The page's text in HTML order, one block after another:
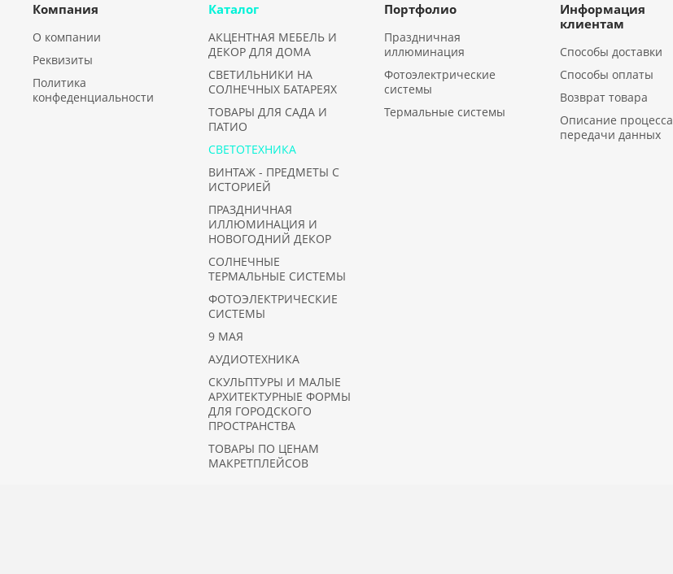
Компания
О компании
Реквизиты
Политика
конфеденциальности
Каталог
АКЦЕНТНАЯ МЕБЕЛЬ И
ДЕКОР ДЛЯ ДОМА
СВЕТИЛЬНИКИ НА
СОЛНЕЧНЫХ БАТАРЕЯХ
ТОВАРЫ ДЛЯ САДА И
ПАТИО
СВЕТОТЕХНИКА
ВИНТАЖ - ПРЕДМЕТЫ С
ИСТОРИЕЙ
ПРАЗДНИЧНАЯ
ИЛЛЮМИНАЦИЯ И
НОВОГОДНИЙ ДЕКОР
СОЛНЕЧНЫЕ
ТЕРМАЛЬНЫЕ СИСТЕМЫ
ФОТОЭЛЕКТРИЧЕСКИЕ
СИСТЕМЫ
9 МАЯ
АУДИОТЕХНИКА
СКУЛЬПТУРЫ И МАЛЫЕ
АРХИТЕКТУРНЫЕ ФОРМЫ
ДЛЯ ГОРОДСКОГО
ПРОСТРАНСТВА
ТОВАРЫ ПО ЦЕНАМ
МАКРЕТПЛЕЙСОВ
Портфолио
Праздничная
иллюминация
Фотоэлектрические
системы
Термальные системы
Информация
клиентам
Способы доставки
Способы оплаты
Возврат товара
Описание процесса
передачи данных